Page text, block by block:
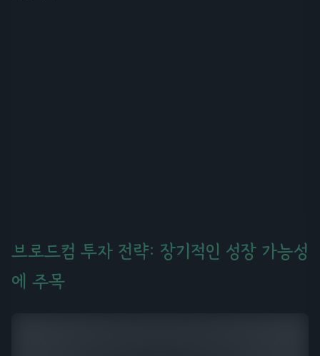
브로드컴 투자 전략: 장기적인 성장 가능성
에 주목